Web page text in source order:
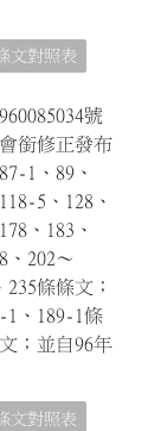
文對照表
號
銜修正發布
1、89、
5、128、
、183、
、202～
條條文；
1、189-1條
；並自96年
文對照表